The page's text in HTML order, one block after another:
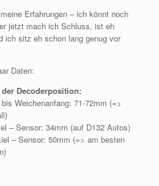
Erfahrungen – ich könnt noch
jetzt mach ich Schluss, ist eh
ich sitz eh schon lang genug vor
Daten:
Decoderposition:
Weichenanfang: 71-72mm (=>
– Sensor: 34mm (auf D132 Autos)
– Sensor: 50mm (=> am besten